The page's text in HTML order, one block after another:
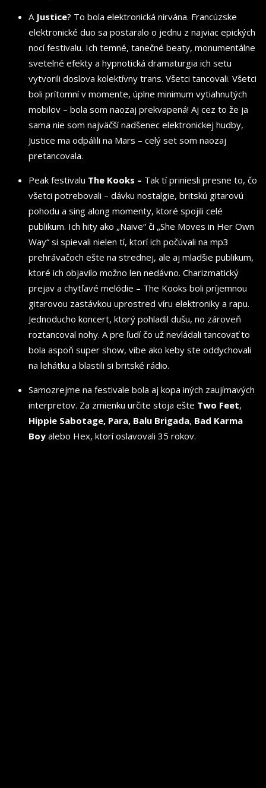
A Justice? To bola elektronická nirvána. Francúzske
elektronické duo sa postaralo o jednu z najviac epických
nocí festivalu. Ich temné, tanečné beaty, monumentálne
svetelné efekty a hypnotická dramaturgia ich setu
vytvorili doslova kolektívny trans. Všetci tancovali. Všetci
boli prítomní v momente, úplne minimum vytiahnutých
mobilov – bola som naozaj prekvapená! Aj cez to že ja
sama nie som najväčší nadšenec elektronickej hudby,
Justice ma odpálili na Mars – celý set som naozaj
pretancovala.
Peak festivalu The Kooks – Tak tí priniesli presne to, čo
všetci potrebovali – dávku nostalgie, britskú gitarovú
pohodu a sing along momenty, ktoré spojili celé
publikum. Ich hity ako „Naive“ či „She Moves in Her Own
Way“ si spievali nielen tí, ktorí ich počúvali na mp3
prehrávačoch ešte na strednej, ale aj mladšie publikum,
ktoré ich objavilo možno len nedávno. Charizmatický
prejav a chytľavé melódie – The Kooks boli príjemnou
gitarovou zastávkou uprostred víru elektroniky a rapu.
Jednoducho koncert, ktorý pohladil dušu, no zároveň
roztancoval nohy. A pre ľudí čo už nevládali tancovať to
bola aspoň super show, vibe ako keby ste oddychovali
na lehátku a blastili si britské rádio.
Samozrejme na festivale bola aj kopa iných zaujímavých
interpretov. Za zmienku určite stoja ešte Two Feet,
Hippie Sabotage, Para, Balu Brigada, Bad Karma
Boy alebo Hex, ktorí oslavovali 35 rokov.